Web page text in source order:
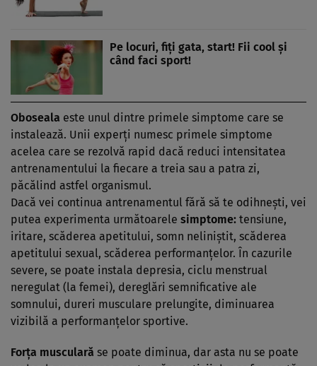
Pe locuri, fiţi gata, start! Fii cool şi
când faci sport!
Oboseala este unul dintre primele simptome care se
instalează. Unii experţi numesc primele simptome
acelea care se rezolvă rapid dacă reduci intensitatea
antrenamentului la fiecare a treia sau a patra zi,
păcălind astfel organismul.
Dacă vei continua antrenamentul fără să te odihneşti, vei
putea experimenta următoarele simptome: tensiune,
iritare, scăderea apetitului, somn neliniştit, scăderea
apetitului sexual, scăderea performanţelor. În cazurile
severe, se poate instala depresia, ciclu menstrual
neregulat (la femei), dereglări semnificative ale
somnului, dureri musculare prelungite, diminuarea
vizibilă a performanţelor sportive.
Forţa musculară se poate diminua, dar asta nu se poate